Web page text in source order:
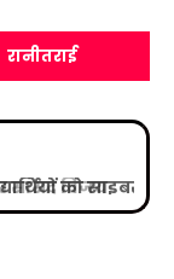
रानीतराई
को साइबर